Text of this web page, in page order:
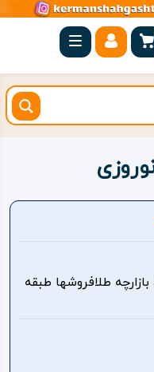
بازارچه طلافروشها طبقه